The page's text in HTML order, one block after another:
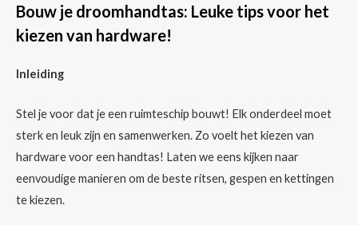
Bouw je droomhandtas: Leuke tips voor het
kiezen van hardware!
Inleiding
Stel je voor dat je een ruimteschip bouwt! Elk onderdeel moet
sterk en leuk zijn en samenwerken. Zo voelt het kiezen van
hardware voor een handtas! Laten we eens kijken naar
eenvoudige manieren om de beste ritsen, gespen en kettingen
te kiezen.